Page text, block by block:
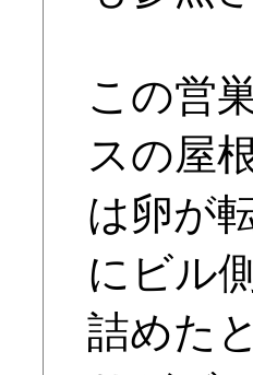
この営
スの屋
は卵が
にビル
詰めた